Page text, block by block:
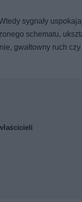
sygnały
schematu,
gwałtowny ruch